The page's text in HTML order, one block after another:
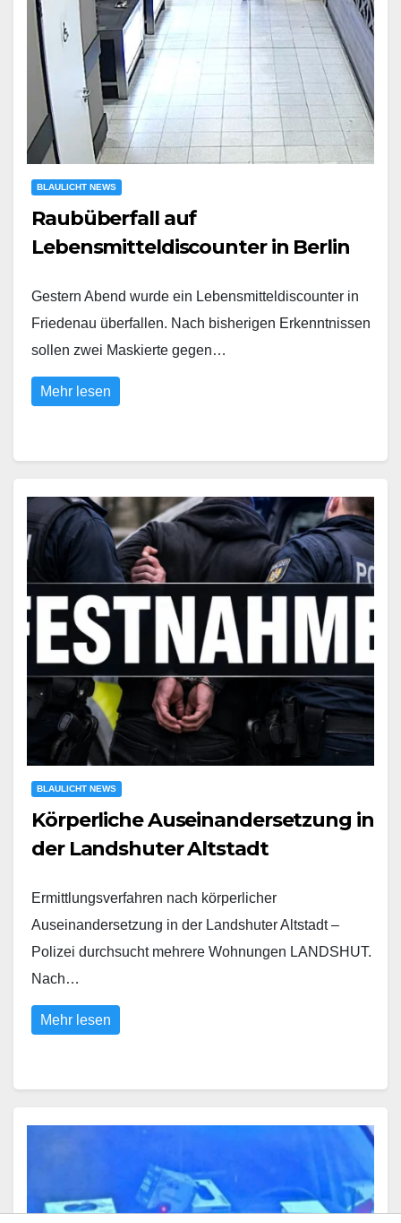
BLAULICHT NEWS
Raubüberfall auf
Lebensmitteldiscounter in Berlin
Gestern Abend wurde ein Lebensmitteldiscounter in
Friedenau überfallen. Nach bisherigen Erkenntnissen
sollen zwei Maskierte gegen…
Mehr lesen
BLAULICHT NEWS
Körperliche Auseinandersetzung in
der Landshuter Altstadt
Ermittlungsverfahren nach körperlicher
Auseinandersetzung in der Landshuter Altstadt –
Polizei durchsucht mehrere Wohnungen LANDSHUT.
Nach…
Mehr lesen